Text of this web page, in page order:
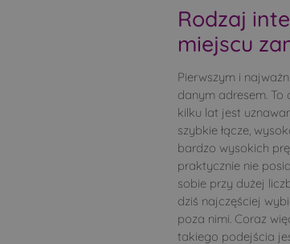
Rodzaj
miejscu
Pierwszym i
danym adresem. To
kilku lat jest
szybkie łącze,
bardzo wysokich
praktycznie nie
sobie przy dużej
dziś najczęściej
poza nimi. Coraz
takiego podejścia